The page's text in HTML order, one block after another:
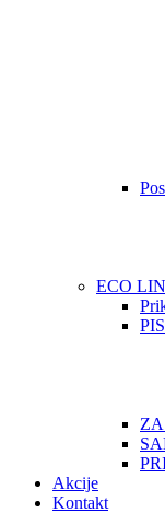
ECO
Akcije
Kontakt